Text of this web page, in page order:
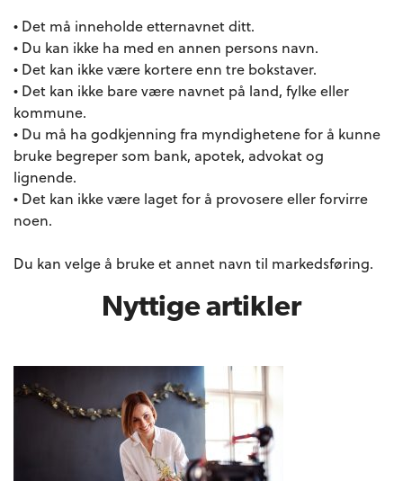
• Det må inneholde etternavnet ditt.
• Du kan ikke ha med en annen persons navn.
• Det kan ikke være kortere enn tre bokstaver.
• Det kan ikke bare være navnet på land, fylke eller
kommune.
• Du må ha godkjenning fra myndighetene for å kunne
bruke begreper som bank, apotek, advokat og
lignende.
• Det kan ikke være laget for å provosere eller forvirre
noen.
Du kan velge å bruke et annet navn til markedsføring.
Nyttige artikler